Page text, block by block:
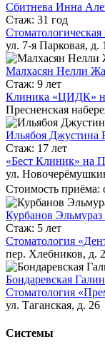
Сбитнева Инна
Стаж: 31 год
ул. 7-я Парковая, д.
Малхасян Нелли
Стаж: 9 лет
Клиника «ЦИДК»
Пресненская
Ильябоя Джустина
Стаж: 17 лет
«Бест Клиник» на
ул.
Стоимость приёма:
Курбанов
Стаж: 5 лет
Стоматология
пер. Хлебников, д.
Бондаревская
Стоматология
ул. Таганская, д. 26
Системы